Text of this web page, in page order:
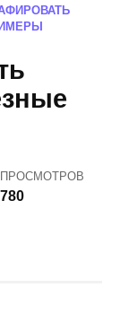
ПРОСМОТРОВ
780